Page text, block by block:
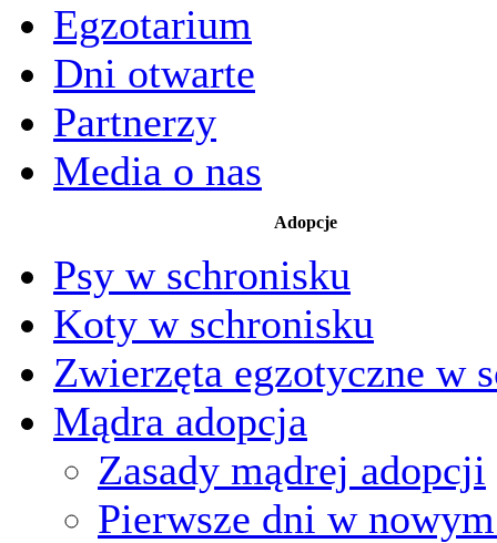
Egzotarium
Dni otwarte
Partnerzy
Media o nas
Adopcje
Psy w schronisku
Koty w schronisku
Zwierzęta egzotyczne w
Mądra adopcja
Zasady mądrej adopcji
Pierwsze dni w